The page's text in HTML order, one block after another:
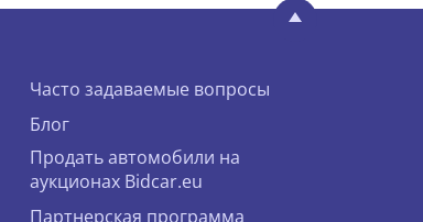
Часто задаваемые вопросы
Блог
Продать автомобили на
аукционах Bidcar.eu
Партнерская программа